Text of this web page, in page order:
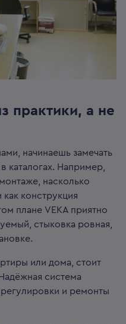
практики, а не
начинаешь замечать
каталогах. Например,
насколько
конструкция
плане VEKA приятно
стыковка ровная,
или дома, стоит
система
регулировки и ремонты